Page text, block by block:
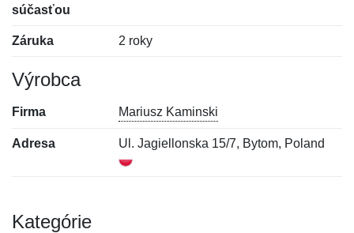
súčasťou
Záruka 2 roky
Výrobca
Firma Mariusz Kaminski
Adresa Ul. Jagiellonska 15/7, Bytom, Poland
Kategórie